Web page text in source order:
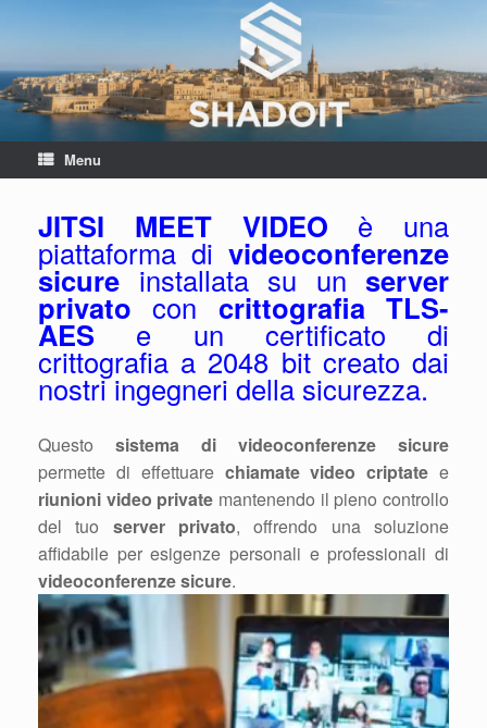
Menu
JITSI MEET VIDEO è una
piattaforma di videoconferenze
sicure installata su un server
privato con crittografia TLS-
AES e un certificato di
crittografia a 2048 bit creato dai
nostri ingegneri della sicurezza.
Questo sistema di videoconferenze sicure
permette di effettuare chiamate video criptate e
riunioni video private mantenendo il pieno controllo
del tuo server privato, offrendo una soluzione
affidabile per esigenze personali e professionali di
videoconferenze sicure.